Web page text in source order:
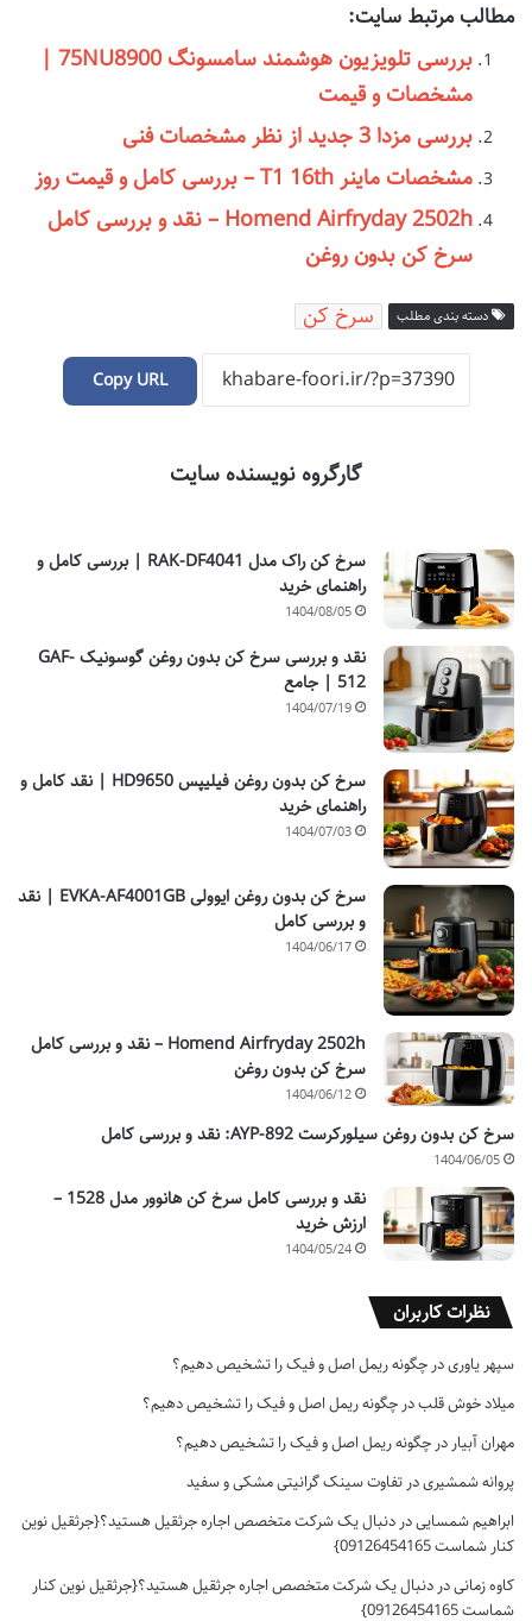
مطالب مرتبط سایت:
بررسی تلویزیون هوشمند سامسونگ 75NU8900 |
مشخصات و قیمت
بررسی مزدا 3 جدید از نظر مشخصات فنی
مشخصات ماینر T1 16th – بررسی کامل و قیمت روز
Homend Airfryday 2502h – نقد و بررسی کامل
سرخ کن بدون روغن
دسته بندی مطلب سرخ کن
Copy URL
گارگروه نویسنده سایت
سرخ کن راک مدل RAK-DF4041 | بررسی کامل و
راهنمای خرید
1404/08/05
نقد و بررسی سرخ کن بدون روغن گوسونیک GAF-
512 | جامع
1404/07/19
سرخ کن بدون روغن فیلیپس HD9650 | نقد کامل و
راهنمای خرید
1404/07/03
سرخ کن بدون روغن ایوولی EVKA-AF4001GB | نقد
و بررسی کامل
1404/06/17
Homend Airfryday 2502h – نقد و بررسی کامل
سرخ کن بدون روغن
1404/06/12
سرخ کن بدون روغن سیلورکرست AYP-892: نقد و بررسی کامل
1404/06/05
نقد و بررسی کامل سرخ کن هانوور مدل 1528 –
ارزش خرید
1404/05/24
نظرات کاربران
سپهر یاوریدر چگونه ریمل اصل و فیک را تشخیص دهیم؟
میلاد خوش قلبدر چگونه ریمل اصل و فیک را تشخیص دهیم؟
مهران آبیار در چگونه ریمل اصل و فیک را تشخیص دهیم؟
پروانه شمشیریدر تفاوت سینک گرانیتی مشکی و سفید
ابراهیم شمساییدر دنبال یک شرکت متخصص اجاره جرثقیل هستید؟{جرثقیل نوین
کنار شماست 09126454165}
کاوه زمانیدر دنبال یک شرکت متخصص اجاره جرثقیل هستید؟{جرثقیل نوین کنار
شماست 09126454165}